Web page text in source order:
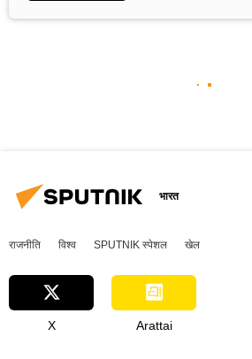
भारत
राजनीति विश्व SPUTNIK स्पेशल खेल
X Arattai